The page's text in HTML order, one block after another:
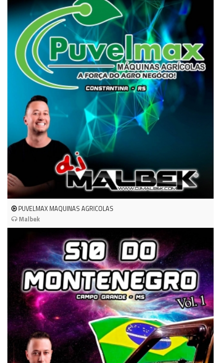
PUVELMAX MAQUINAS AGRICOLAS
Malbek